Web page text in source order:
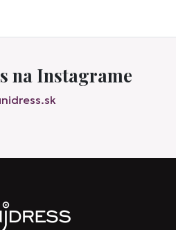
na Instagrame